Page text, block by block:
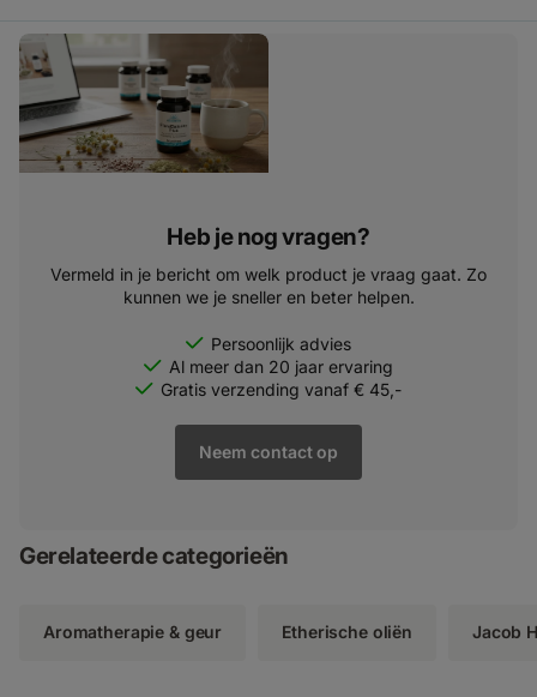
Heb je nog vragen?
Vermeld in je bericht om welk product je vraag gaat. Zo
kunnen we je sneller en beter helpen.
Persoonlijk advies
Al meer dan 20 jaar ervaring
Gratis verzending vanaf € 45,-
Neem contact op
Gerelateerde categorieën
Aromatherapie & geur Etherische oliën Jacob